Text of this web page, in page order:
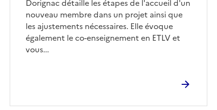
Dorignac détaille les étapes de l'accueil d'un
nouveau membre dans un projet ainsi que
les ajustements nécessaires. Elle évoque
également le co-enseignement en ETLV et
vous...